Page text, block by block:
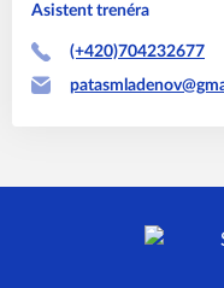
Asistent trenéra
(+420)704232677